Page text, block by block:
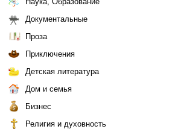
Документальные
Проза
Приключения
Детская литература
Дом и семья
Бизнес
Религия и духовность